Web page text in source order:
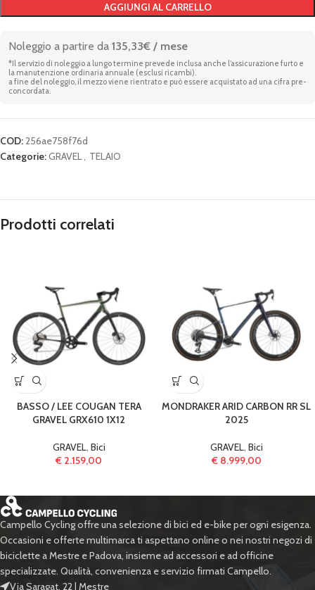
AGGIUNGI AL CARRELLO
Noleggio a partire da 135,33€ / mese
*Il servizio di noleggio a lungo termine prevede inclusa anche l’assicurazione furto e
la manutenzione ordinaria annuale (esclusi ricambi).
a fine del noleggio, il mezzo viene rientrato e può essere acquistato ad una cifra pre-
concordata.
COD:256ae758f76d
Categorie:GRAVEL, TELAIO
Prodotti correlati
BASSO / LEE COUGAN TERA
GRAVEL GRX610 1X12
GRAVEL, Bici
€ 2.159,00
MONDRAKER ARID CARBON RR SL
2025
GRAVEL, Bici
€8.999,00
Campello Cycling offre una selezione di bici ed e-bike per ogni esigenza.
Occasioni e offerte multimarca ti aspettano online o nei nostri negozi di
biciclette a Mestre e Padova, insieme ad accessori e ad officine
specializzate. Qualità, convenienza e servizio firmati Campello.
Via Saragat, 22 | Mestre